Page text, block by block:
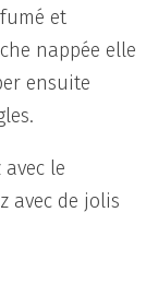
et
nappée elle
ensuite
le
avec de jolis